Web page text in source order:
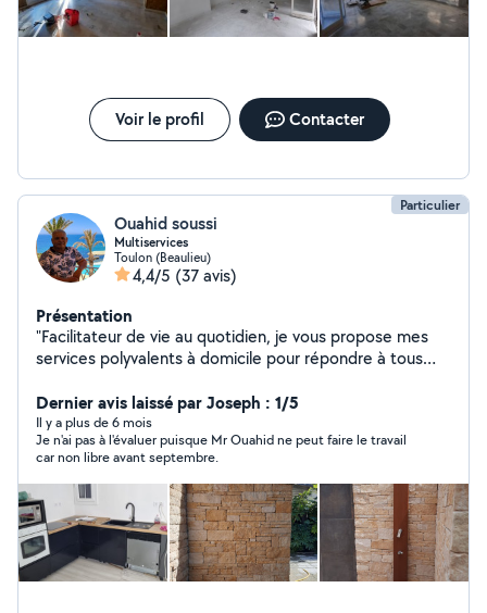
Voir le profil Contacter
Particulier
Ouahid soussi
Multiservices
Toulon (Beaulieu)
4,4/5 (37 avis)
Présentation
"Facilitateur de vie au quotidien, je vous propose mes
services polyvalents à domicile pour répondre à tous
Simplifiez-vous la vie dès aujourd'hui !" Sérieux et
ponctuel Maçonnerie Générale Carrelage Faïence
Plomberie Électricité Pose de meuble en kit cuisine et
Dernier avis laissé par Joseph : 1/5
Il y a plus de 6 mois
Je n'ai pas à l'évaluer puisque Mr Ouahid ne peut faire le travail
car non libre avant septembre.